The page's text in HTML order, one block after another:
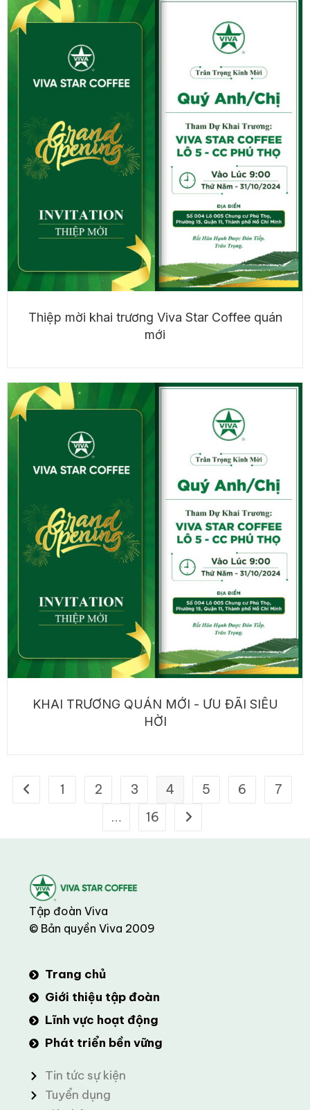
Thiệp mời khai trương Viva Star Coffee quán
mới
KHAI TRƯƠNG QUÁN MỚI - ƯU ĐÃI SIÊU
HỜI
1 2 3 4 5 6
7
…
16
Tập đoàn Viva
© Bản quyền Viva 2009
Trang chủ
Giới thiệu tập đoàn
Lĩnh vực hoạt động
Phát triển bền vững
Tin tức sự kiện
Tuyển dụng